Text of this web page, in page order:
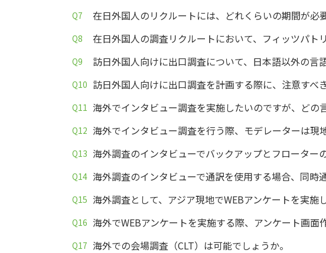
在日外国人のリクルートには、どれくらいの期間が必
在日外国人の調査リクルートにおいて、フィッツパ
訪日外国人向けに出口調査について、日本語以外の言
訪日外国人向けに出口調査を計画する際に、注意すべ
海外でインタビュー調査を実施したいのですが、どの
海外でインタビュー調査を行う際、モデレーターは現
海外調査のインタビューでバックアップとフローター
海外調査のインタビューで通訳を使用する場合、同時
海外調査として、アジア現地でWEBアンケートを実施
海外でWEBアンケートを実施する際、アンケート画面
海外での会場調査（CLT）は可能でしょうか。